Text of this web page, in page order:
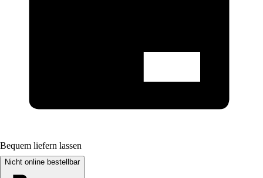
Bequem liefern lassen
Nicht online bestellbar